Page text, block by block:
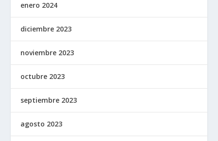
enero 2024
diciembre 2023
noviembre 2023
octubre 2023
septiembre 2023
agosto 2023